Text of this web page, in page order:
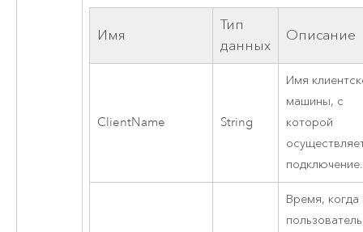
Имя
Тип
данных
Описание
ClientName String
Имя
машины, с
которой
подключение.
Время, когда
пользователь